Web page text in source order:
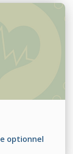
optionnel